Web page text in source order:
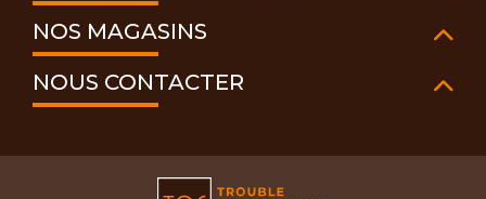
NOS MAGASINS
NOUS CONTACTER